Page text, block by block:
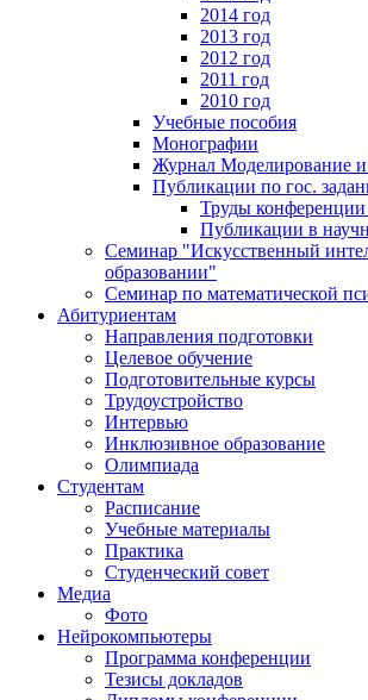
2014 год
2013 год
2012 год
2011 год
2010 год
Учебные пособия
Монографии
Журнал Моделирование
Публикации по гос.
Труды
Публикации в
Семинар "Искусственный
образовании"
Семинар по математической
Абитуриентам
Направления подготовки
Целевое обучение
Подготовительные курсы
Трудоустройство
Интервью
Инклюзивное образование
Олимпиада
Студентам
Расписание
Учебные материалы
Практика
Студенческий совет
Медиа
Фото
Нейрокомпьютеры
Программа конференции
Тезисы докладов